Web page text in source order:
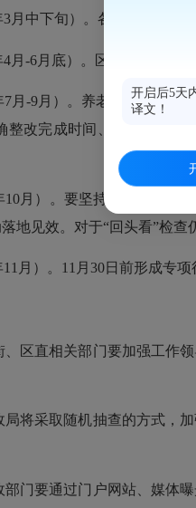
中下旬）。各养老机构对
-6月底）。区直相关部门、
-9月）。养老机构针对排
整改完成时间、工作步骤
）。要坚持“化积案、防
地见效。对于“回头看”检
）。11月30日前形成专项
直相关部门要加强工作领
采取随机抽查的方式，加
要通过门户网站、媒体曝
开启后5天
译文！